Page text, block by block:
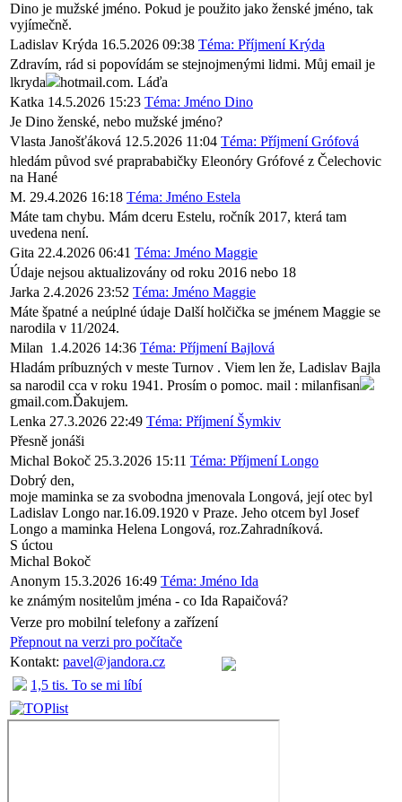
Dino je mužské jméno. Pokud je použito jako ženské jméno, tak
vyjímečně.
Ladislav Krýda 16.5.2026 09:38 Téma: Příjmení Krýda
Zdravím, rád si popovídám se stejnojmenými lidmi. Můj email je
lkryda
hotmail.com. Láďa
Katka 14.5.2026 15:23 Téma: Jméno Dino
Je Dino ženské, nebo mužské jméno?
Vlasta Janošťáková 12.5.2026 11:04 Téma: Příjmení Grófová
hledám původ své praprababičky Eleonóry Grófové z Čelechovic
na Hané
M. 29.4.2026 16:18 Téma: Jméno Estela
Máte tam chybu. Mám dceru Estelu, ročník 2017, která tam
uvedena není.
Gita 22.4.2026 06:41 Téma: Jméno Maggie
Údaje nejsou aktualizovány od roku 2016 nebo 18
Jarka 2.4.2026 23:52 Téma: Jméno Maggie
Máte špatné a neúplné údaje Další holčička se jménem Maggie se
narodila v 11/2024.
Milan 1.4.2026 14:36 Téma: Příjmení Bajlová
Hladám príbuzných v meste Turnov . Viem len že, Ladislav Bajla
sa narodil cca v roku 1941. Prosím o pomoc. mail : milanfisan
gmail.com.Ďakujem.
Lenka 27.3.2026 22:49 Téma: Příjmení Šymkiv
Přesně jonáši
Michal Bokoč 25.3.2026 15:11 Téma: Příjmení Longo
Dobrý den,
moje maminka se za svobodna jmenovala Longová, její otec byl
Ladislav Longo nar.16.09.1920 v Praze. Jeho otcem byl Josef
Longo a maminka Helena Longová, roz.Zahradníková.
S úctou
Michal Bokoč
Anonym 15.3.2026 16:49 Téma: Jméno Ida
ke známým nositelům jména - co Ida Rapaičová?
Verze pro mobilní telefony a zařízení
Přepnout na verzi pro počítače
Kontakt: pavel@jandora.cz
1,5 tis. To se mi líbí